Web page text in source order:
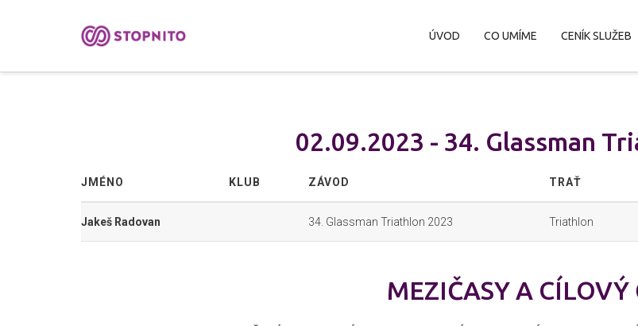
ÚVOD CO UMÍME CENÍK SLUŽEB
02.09.2023 - 34. Glassman
JMÉNO KLUB ZÁVOD TRAŤ
Jakeš Radovan 34. Glassman Triathlon 2023 Triathlon
MEZIČASY A CÍLOVÝ